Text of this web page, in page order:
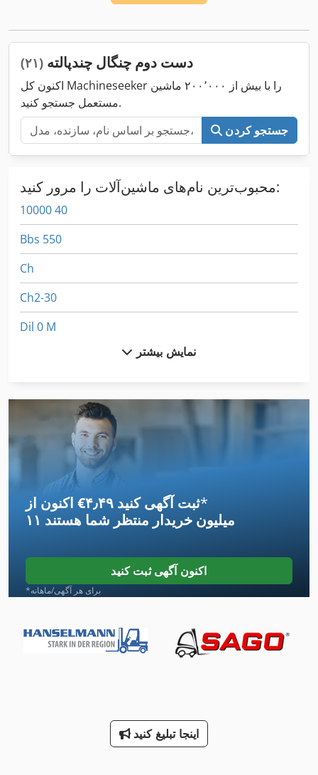
دست دوم چنگال چندپالته (۲۱)
اکنون کل Machineseeker را با بیش از ۲۰۰٬۰۰۰ ماشین
مستعمل جستجو کنید.
جستجو کردن
محبوب‌ترین نام‌های ماشین‌آلات را مرور کنید:
10000 40
Bbs 550
Ch
Ch2-30
Dil 0 M
Gkt 60
Gws 25 230
Gx 11 Ff
Hsc 20 Linear
Idx 23
Kgs 1670
Mi Nn
نمایش بیشتر
اکنون از ‎€۴٫۴۹ ثبت آگهی کنید*
۱۱ میلیون خریدار منتظر شما هستند
اکنون آگهی ثبت کنید
*برای هر آگهی/ماهانه
اینجا تبلیغ کنید